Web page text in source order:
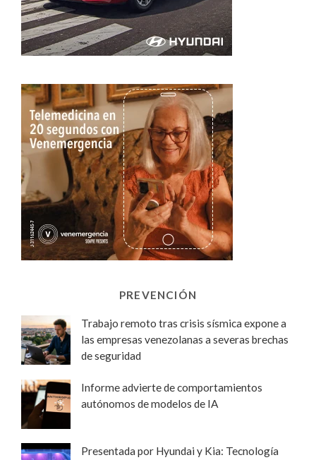
PREVENCIÓN
Trabajo remoto tras crisis sísmica expone a
las empresas venezolanas a severas brechas
de seguridad
Informe advierte de comportamientos
autónomos de modelos de IA
Presentada por Hyundai y Kia: Tecnología